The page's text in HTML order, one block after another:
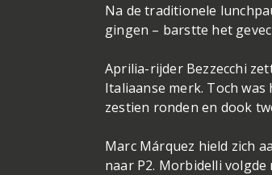
Na de traditionele
gingen – barstte het
Aprilia-rijder Bezzecchi
Italiaanse merk. Toch
zestien ronden en dook
Marc Márquez hield zich
naar P2. Morbidelli